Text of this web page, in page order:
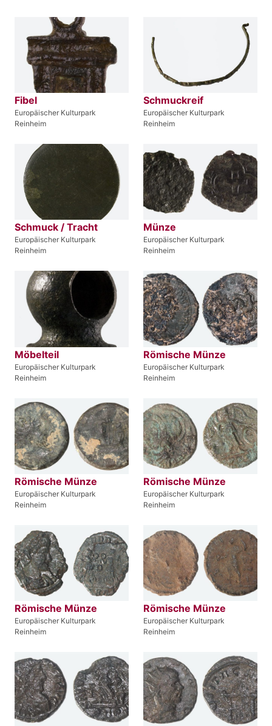
Fibel
Europäischer Kulturpark
Reinheim
Schmuckreif
Europäischer Kulturpark
Reinheim
Schmuck / Tracht
Europäischer Kulturpark
Reinheim
Münze
Europäischer Kulturpark
Reinheim
Möbelteil
Europäischer Kulturpark
Reinheim
Römische Münze
Europäischer Kulturpark
Reinheim
Römische Münze
Europäischer Kulturpark
Reinheim
Römische Münze
Europäischer Kulturpark
Reinheim
Römische Münze
Europäischer Kulturpark
Reinheim
Römische Münze
Europäischer Kulturpark
Reinheim